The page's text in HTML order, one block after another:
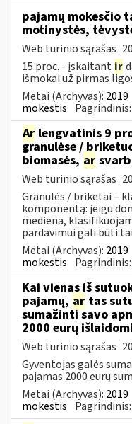
pajamų mokesčio
motinystės,
Web turinio sąrašas
15 proc. - įskaitant ir
išmokai už pirmas
Metai (Archyvas): 2019
mokestis Pagrindinis:
Ar lengvatinis 9
granulėse /
biomasės, ar
Web turinio sąrašas
Granulės / briketai –
komponentą: jeigu
mediena,
pardavimui gali būti
Metai (Archyvas): 2019
mokestis Pagrindinis:
Kai vienas iš
pajamų, ar tas
sumažinti savo
2000 eurų
Web turinio sąrašas
Gyventojas galės
pajamas 2000 eurų
Metai (Archyvas): 2019
mokestis Pagrindinis: